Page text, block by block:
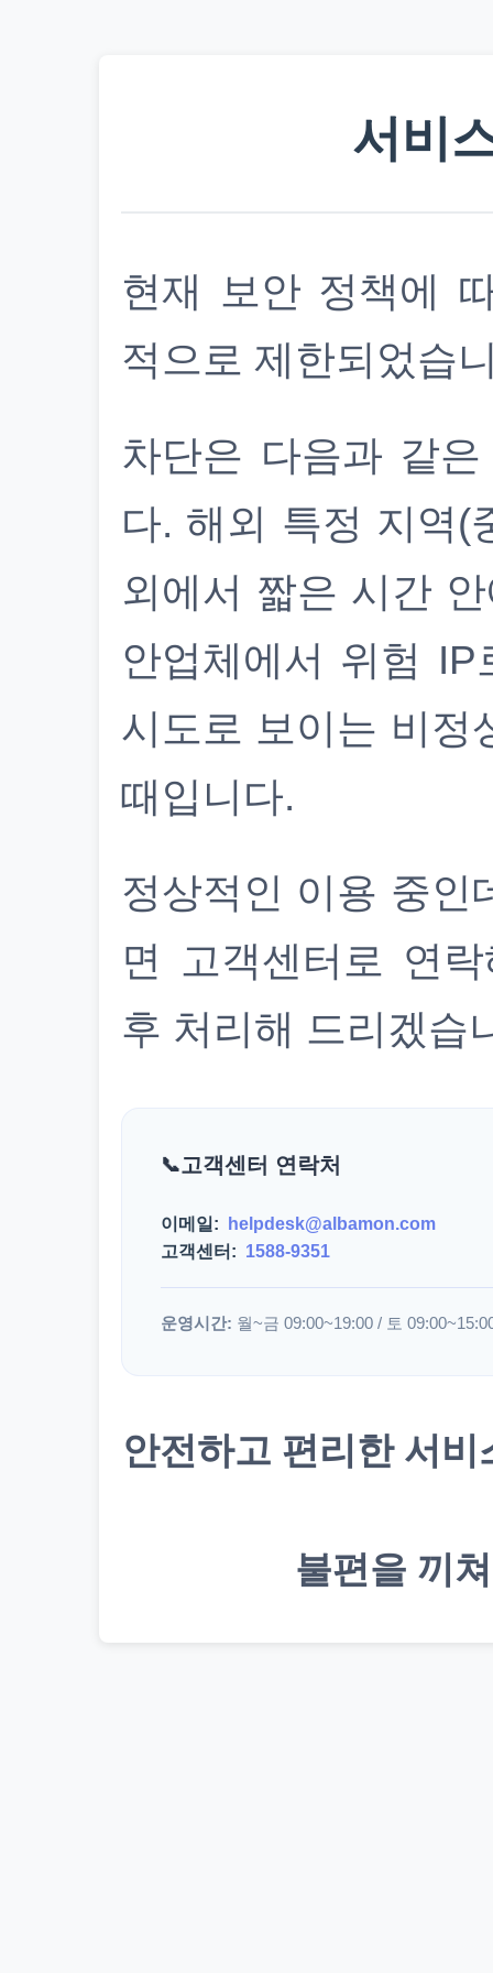
서비
현재 보안 정책에
적으로 제한되었습
차단은 다음과 같
다. 해외 특정 지역(
외에서 짧은 시간
안업체에서 위험
시도로 보이는 비정
때입니다.
정상적인 이용 중인
면 고객센터로 연
후 처리해 드리겠습
고객센터 연락처
이메일:
helpdesk@albamon.com
고객센터: 1588-9351
운영시간: 월~금 09:00~19:00 / 토
안전하고 편리한 서
불편을 끼